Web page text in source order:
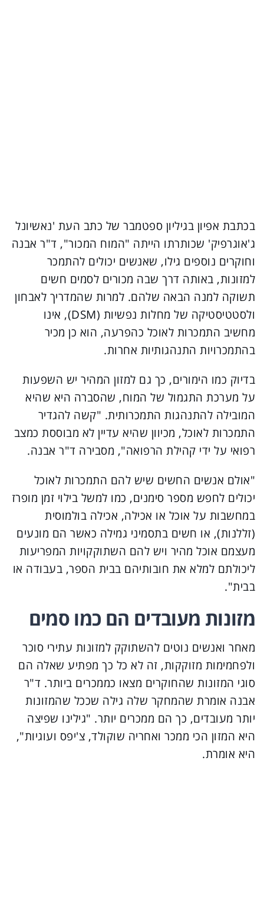
בכתבת אפיון בגיליון ספטמבר של כתב העת 'נאשיונל
ג'אוגרפיק' שכותרתו הייתה "המוח המכור", ד"ר אבנה
וחוקרים נוספים גילו, שאנשים יכולים להתמכר
למזונות, באותה דרך שבה מכורים לסמים חשים
תשוקה למנה הבאה שלהם. למרות שהמדריך לאבחון
ולסטטיסטיקה של מחלות נפשיות (DSM), אינו
מחשיב התמכרות לאוכל כהפרעה, הוא כן מכיר
בהתמכרויות התנהגותיות אחרות.
בדיוק כמו הימורים, כך גם למזון המהיר יש השפעות
על מערכת התגמול של המוח, שהסברה היא שהיא
המובילה להתנהגות התמכרותית. "קשה להגדיר
התמכרות לאוכל, מכיוון שהיא עדיין לא מבוססת כמצב
רפואי על ידי קהילת הרפואה", מסבירה ד"ר אבנה.
"אולם אנשים החשים שיש להם התמכרות לאוכל
יכולים לחפש מספר סימנים, כמו למשל בילוי זמן מופרז
במחשבות על אוכל או אכילה, אכילה בולמוסית
(זללנות), או חשים בתסמיני גמילה כאשר הם מונעים
מעצמם אוכל מהיר ויש להם השתוקקויות המפריעות
ליכולתם למלא את חובותיהם בבית הספר, בעבודה או
בבית".
מזונות מעובדים הם כמו סמים
מאחר ואנשים נוטים להשתוקק למזונות עתירי סוכר
ולפחמימות מזוקקות, זה לא כל כך מפתיע שאלה הם
סוגי המזונות שהחוקרים מצאו כממכרים ביותר. ד"ר
אבנה אומרת שהמחקר שלה גילה שככל שהמזונות
יותר מעובדים, כך הם ממכרים יותר. "גילינו שפיצה
היא המזון הכי ממכר ואחריה שוקולד, צ'יפס ועוגיות",
היא אומרת.